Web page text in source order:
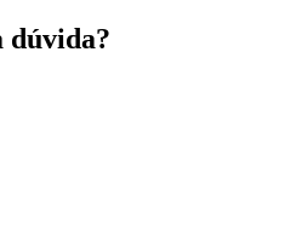
dúvida?